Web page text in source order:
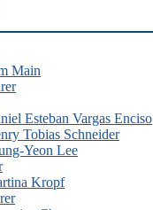
Main
Esteban Vargas Enciso
Tobias Schneider
Yeon Lee
Kropf